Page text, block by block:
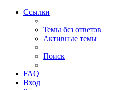
Ссылки
Темы без ответов
Активные темы
Поиск
FAQ
Вход